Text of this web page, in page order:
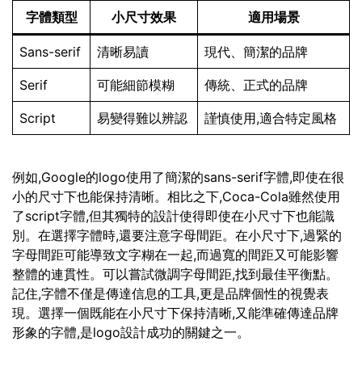
字體類型 小尺寸效果 適用場景
Sans-serif 清晰易讀 現代、簡潔的品牌
Serif 可能細節模糊 傳統、正式的品牌
Script 易變得難以辨認 謹慎使用,適合特定風格
例如,Google的logo使用了簡潔的sans-serif字體,即使在很
小的尺寸下也能保持清晰。相比之下,Coca-Cola雖然使用
了script字體,但其獨特的設計使得即使在小尺寸下也能識
別。在選擇字體時,還要注意字母間距。在小尺寸下,過緊的
字母間距可能導致文字糊在一起,而過寬的間距又可能影響
整體的連貫性。可以嘗試微調字母間距,找到最佳平衡點。
記住,字體不僅是傳達信息的工具,更是品牌個性的視覺表
現。選擇一個既能在小尺寸下保持清晰,又能準確傳達品牌
形象的字體,是logo設計成功的關鍵之一。